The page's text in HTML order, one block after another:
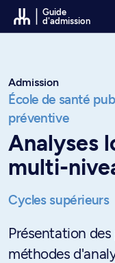
Passer au contenu
Guide
d'admission
Admission
École de santé
préventive
Analyses
multi-
Cycles supérieurs
Présentation
méthodes